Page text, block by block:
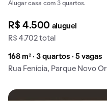
Alugar casa com 3 quartos.
R$ 4.500 aluguel
R$ 4.702 total
168 m² · 3 quartos · 5 vagas
Rua Fenícia, Parque Novo